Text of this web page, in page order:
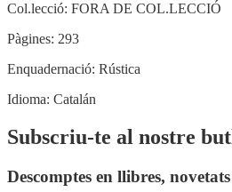
Col.lecció: FORA DE COL.LECCIÓ
Pàgines: 293
Enquadernació: Rústica
Idioma: Catalán
Subscriu-te al nostre
Descomptes en llibres,